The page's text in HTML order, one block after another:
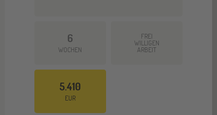
6
WOCHEN
FREI
WILLIGEN
ARBEIT
5.410
EUR